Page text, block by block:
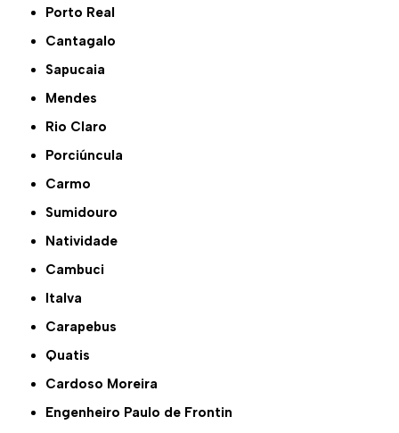
Porto Real
Cantagalo
Sapucaia
Mendes
Rio Claro
Porciúncula
Carmo
Sumidouro
Natividade
Cambuci
Italva
Carapebus
Quatis
Cardoso Moreira
Engenheiro Paulo de Frontin